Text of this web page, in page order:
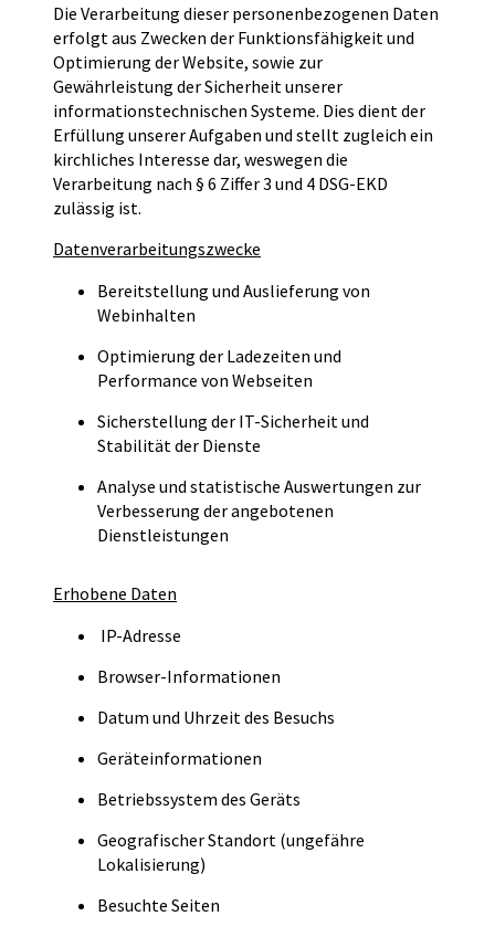
Die Verarbeitung dieser personenbezogenen Daten
erfolgt aus Zwecken der Funktionsfähigkeit und
Optimierung der Website, sowie zur
Gewährleistung der Sicherheit unserer
informationstechnischen Systeme. Dies dient der
Erfüllung unserer Aufgaben und stellt zugleich ein
kirchliches Interesse dar, weswegen die
Verarbeitung nach § 6 Ziffer 3 und 4 DSG-EKD
zulässig ist.
Datenverarbeitungszwecke
Bereitstellung und Auslieferung von
Webinhalten
Optimierung der Ladezeiten und
Performance von Webseiten
Sicherstellung der IT-Sicherheit und
Stabilität der Dienste
Analyse und statistische Auswertungen zur
Verbesserung der angebotenen
Dienstleistungen
Erhobene Daten
IP-Adresse
Browser-Informationen
Datum und Uhrzeit des Besuchs
Geräteinformationen
Betriebssystem des Geräts
Geografischer Standort (ungefähre
Lokalisierung)
Besuchte Seiten